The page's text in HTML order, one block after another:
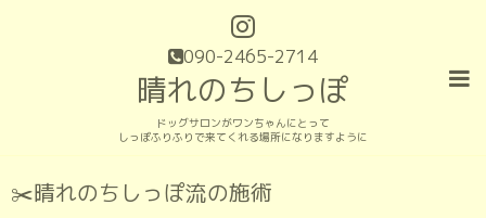
090-2465-2714
晴れのちしっぽ
ドッグサロンがワンちゃんにとって
しっぽふりふりで来てくれる場所になりますように
✂️晴れのちしっぽ流の施術